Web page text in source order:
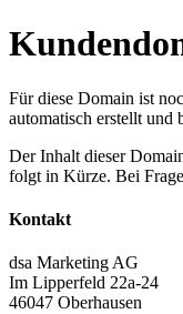
Für diese Domain ist
automatisch erstellt und
Der Inhalt dieser
folgt in Kürze. Bei
Kontakt
dsa Marketing AG
Im Lipperfeld 22a-24
46047 Oberhausen